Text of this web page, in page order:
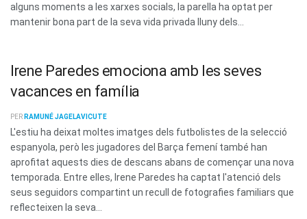
alguns moments a les xarxes socials, la parella ha optat per
mantenir bona part de la seva vida privada lluny dels...
Irene Paredes emociona amb les seves
vacances en família
PER RAMUNÉ JAGELAVICUTE
L'estiu ha deixat moltes imatges dels futbolistes de la selecció
espanyola, però les jugadores del Barça femení també han
aprofitat aquests dies de descans abans de començar una nova
temporada. Entre elles, Irene Paredes ha captat l'atenció dels
seus seguidors compartint un recull de fotografies familiars que
reflecteixen la seva...